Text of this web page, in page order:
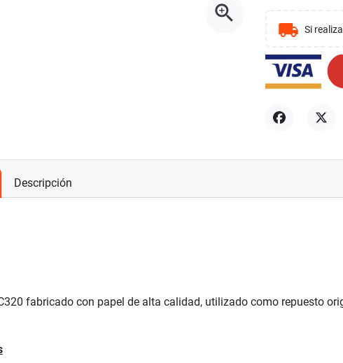
zoom_in
local_shipping Si
Descripción
fabricado con papel de alta calidad, utilizado como repuesto